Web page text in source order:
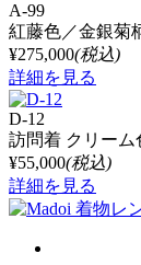
A-99
紅藤色／金銀菊
¥275,000(税込)
詳細を見る
D-12
訪問着 クリー
¥55,000(税込)
詳細を見る